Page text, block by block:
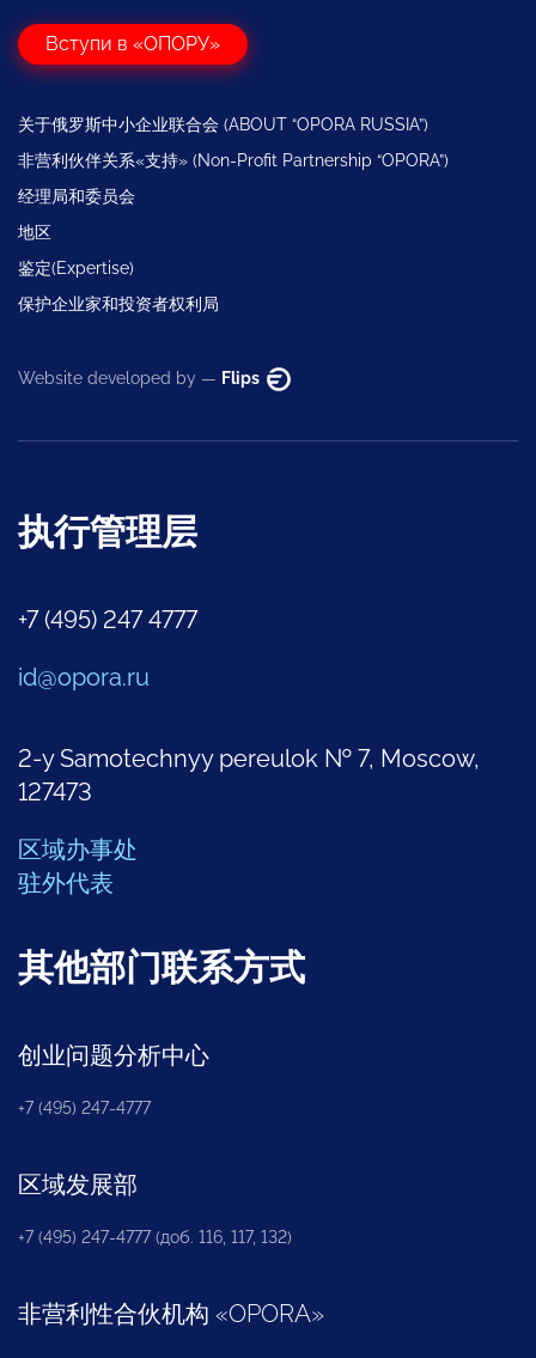
Вступи в «ОПОРУ»
关于俄罗斯中小企业联合会 (ABOUT “OPORA RUSSIA”)
非营利伙伴关系«支持» (Non-Profit Partnership “OPORA”)
经理局和委员会
地区
鉴定(Expertise)
保护企业家和投资者权利局
Website developed by — Flips
执行管理层
+7 (495) 247 4777
id@opora.ru
2-y Samotechnyy pereulok № 7, Moscow,
127473
区域办事处
驻外代表
其他部门联系方式
创业问题分析中心
+7 (495) 247-4777
区域发展部
+7 (495) 247-4777 (доб. 116, 117, 132)
非营利性合伙机构 «OPORA»